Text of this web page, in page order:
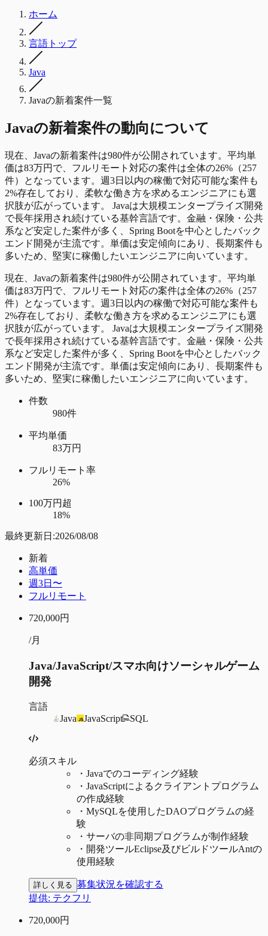
ホーム
言語トップ
Java
Javaの新着案件一覧
Javaの新着案件の動向について
現在、Javaの新着案件は980件が公開されています。平均単
価は83万円で、フルリモート対応の案件は全体の26%（257
件）となっています。週3日以内の稼働で対応可能な案件も
2%存在しており、柔軟な働き方を求めるエンジニアにも選
択肢が広がっています。 Javaは大規模エンタープライズ開発
で長年採用され続けている基幹言語です。金融・保険・公共
系など安定した案件が多く、Spring Bootを中心としたバック
エンド開発が主流です。単価は安定傾向にあり、長期案件も
多いため、堅実に稼働したいエンジニアに向いています。
現在、Javaの新着案件は980件が公開されています。平均単
価は83万円で、フルリモート対応の案件は全体の26%（257
件）となっています。週3日以内の稼働で対応可能な案件も
2%存在しており、柔軟な働き方を求めるエンジニアにも選
択肢が広がっています。 Javaは大規模エンタープライズ開発
で長年採用され続けている基幹言語です。金融・保険・公共
系など安定した案件が多く、Spring Bootを中心としたバック
エンド開発が主流です。単価は安定傾向にあり、長期案件も
多いため、堅実に稼働したいエンジニアに向いています。
件数
980件
平均単価
83万円
フルリモート率
26%
100万円超
18%
最終更新日:2026/08/08
新着
高単価
週3日〜
フルリモート
720,000円
/月
Java/JavaScript/スマホ向けソーシャルゲーム
開発
言語
Java
JavaScript SQL
必須スキル
・ Javaでのコーディング経験
・ JavaScriptによるクライアントプログラム
の作成経験
・ MySQLを使用したDAOプログラムの経
験
・ サーバの非同期プログラムが制作経験
・ 開発ツールEclipse及びビルドツールAntの
使用経験
詳しく見る 募集状況を確認する
提供: テクフリ
720,000円